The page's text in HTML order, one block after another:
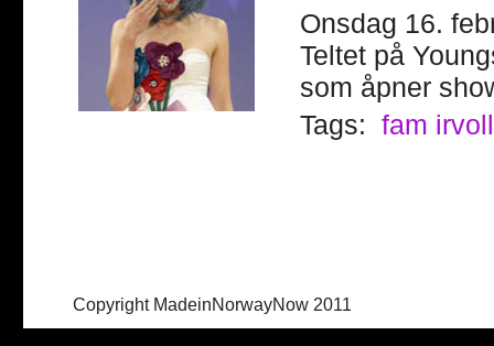
Onsdag 16.
Teltet på
som åpner
Tags: fam irvoll
Copyright MadeinNorwayNow 2011